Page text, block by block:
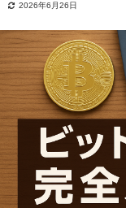
2026年6月26日